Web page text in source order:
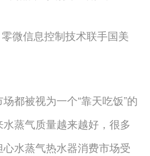
微信息控制技术联手国美
都被视为一个“靠天吃饭”的
蒸气质量越来越好，很多
水蒸气热水器消费市场受